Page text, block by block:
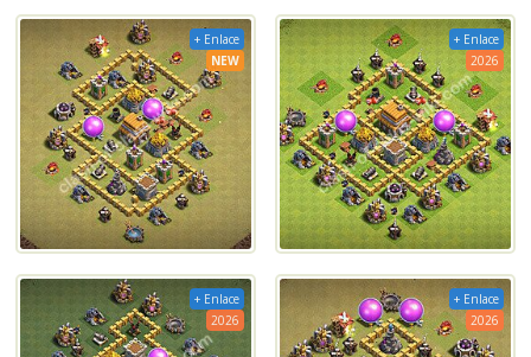
+ Enlace
NEW
+ Enlace
2026
+ Enlace
2026
+ Enlace
2026